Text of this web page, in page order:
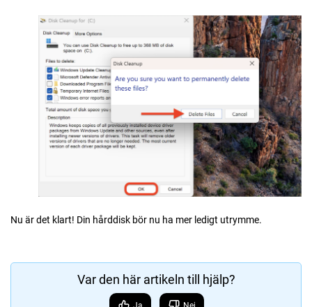
Nu är det klart! Din hårddisk bör nu ha mer ledigt utrymme.
Var den här artikeln till hjälp?